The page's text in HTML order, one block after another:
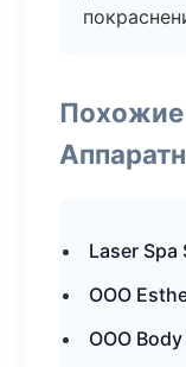
Похожие
Laser
ООО
ООО Body